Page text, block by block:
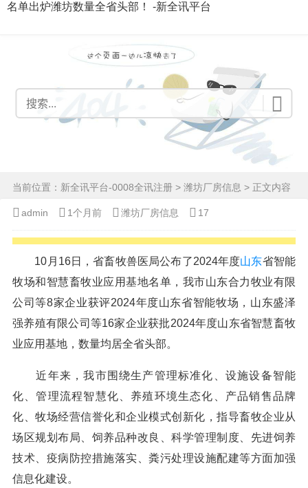
名单出炉潍坊数量全省头部！ -新全讯平台
当前位置： 新全讯平台-0008全讯注册 > 潍坊厂房信息 > 正文内容
admin 1个月前 潍坊厂房信息 17
10月16日，省畜牧兽医局公布了2024年度山东省智能
牧场和智慧畜牧业应用基地名单，我市山东合力牧业有限
公司等8家企业获评2024年度山东省智能牧场，山东盛泽
强养殖有限公司等16家企业获批2024年度山东省智慧畜牧
业应用基地，数量均居全省头部。
近年来，我市围绕生产管理标准化、设施设备智能
化、管理流程智慧化、养殖环境生态化、产品销售品牌
化、牧场经营信誉化和企业模式创新化，指导畜牧企业从
场区规划布局、饲养品种改良、科学管理制度、先进饲养
技术、疫病防控措施落实、粪污处理设施配建等方面加强
信息化建设。